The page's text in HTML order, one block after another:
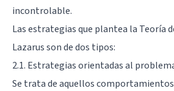
incontrolable.
Las estrategias que plantea la Teoría
Lazarus son de dos tipos:
2.1. Estrategias orientadas al
Se trata de aquellos